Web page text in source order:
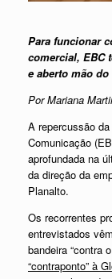
Para funcionar
comercial, EBC
e aberto mão
Por Mariana
A repercussão
Comunicação
aprofundada na
da direção da
Planalto.
Os recorrentes
entrevistados
bandeira “contra
“contraponto” à